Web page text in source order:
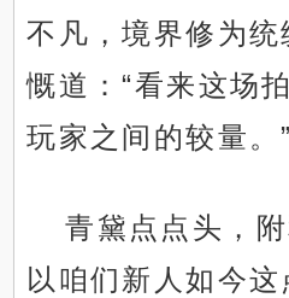
不凡，境界修为
慨道：“看来这场
玩家之间的较量。”
青黛点点头，附
以咱们新人如今